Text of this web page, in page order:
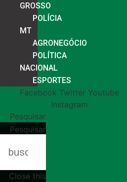
GROSSO
POLÍCIA
MT
AGRONEGÓCIO
POLÍTICA
NACIONAL
ESPORTES
Facebook Twitter Youtube
Instagram
Pesquisar
Pesquisar
Close this